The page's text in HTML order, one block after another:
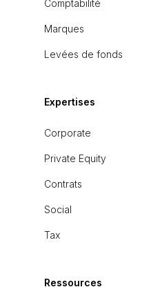
Comptabilité
Marques
Levées de fonds
Expertises
Corporate
Private Equity
Contrats
Social
Tax
Ressources